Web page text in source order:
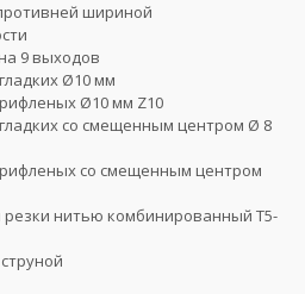
шириной
9 выходов
Ø10 мм
Ø10 мм Z10
со смещенным центром Ø 8
рифленых со смещенным центром
нитью комбинированный T5-